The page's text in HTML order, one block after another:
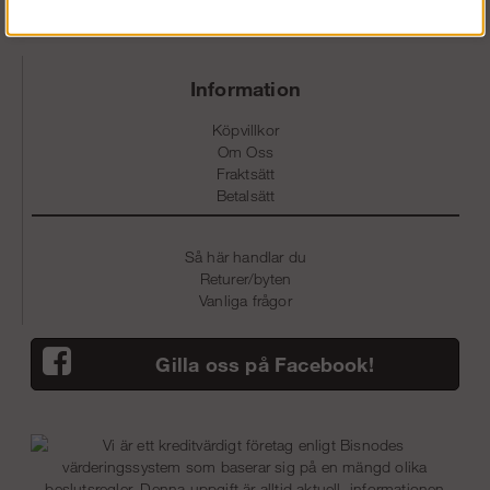
info@snickarklader.se
Information
Köpvillkor
Om Oss
Fraktsätt
Betalsätt
Så här handlar du
Returer/byten
Vanliga frågor
Gilla oss på Facebook!